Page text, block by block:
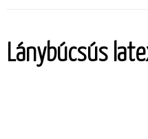
Lánybúcsús